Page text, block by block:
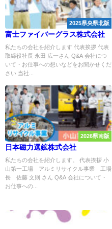
2025県央県北版
富士ファイバーグラス株式会社
私たちの会社を紹介します 代表挨拶 代表
取締役社長 永田 広一さん Q&A 会社につ
いて・お仕事への想いなどをお聞かせくだ
さい 当社...
2026県南版
日本磁力選鉱株式会社
私たちの会社を紹介します。 代表挨拶 小
山第一工場 アルミリサイクル事業 工場
長 佐藤 文則 さん Q&A 会社について・
お仕事への...